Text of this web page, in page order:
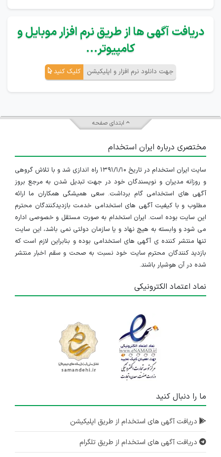
دریافت آگهی ها از طریق نرم افزار موبایل و
کامپیوتر...
جهت دانلود نرم افزار و اپلیکیشن کلیک کنید
ابتدای صفحه
مختصری درباره ایران استخدام
سایت ایران استخدام در تاریخ ۱۳۹۱/۱/۱۰ راه اندازی شد و با تلاش گروهی
و روزانه مدیران و نویسندگان خود در جهت تبدیل شدن به مرجع بروز
آگهی های استخدامی گام برداشت. سعی همیشگی همکاران ما ارائه
مطلوب و با کیفیت آگهی های استخدامی خدمت بازدیدکنندگان محترم
این سایت بوده است. ایران استخدام به صورت مستقل و خصوصی اداره
می شود و وابسته به هیچ نهاد و یا سازمان دولتی نمی باشد، این سایت
تنها منتشر کننده ی آگهی های استخدامی بوده و بنابراین لازم است که
بازدید کنندگان محترم سایت خود نسبت به صحت و سقم اخبار منتشر
شده در آن هوشیار باشند.
نماد اعتماد الکترونیکی
ما را دنبال کنید
دریافت آگهی های استخدام از طریق اپلیکیشن
دریافت آگهی های استخدام از طریق تلگرام